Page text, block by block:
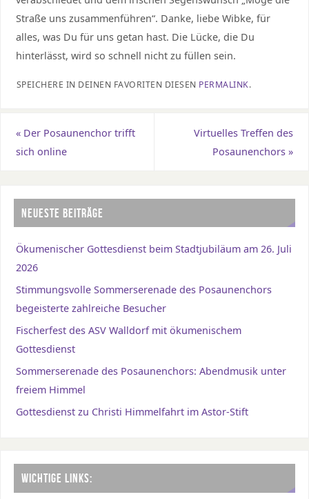
Straße uns zusammenführen“. Danke, liebe Wibke, für
alles, was Du für uns getan hast. Die Lücke, die Du
hinterlässt, wird so schnell nicht zu füllen sein.
SPEICHERE IN DEINEN FAVORITEN DIESEN PERMALINK.
«Der Posaunenchor trifft
sich online
Virtuelles Treffen des
Posaunenchors»
NEUESTE BEITRÄGE
Ökumenischer Gottesdienst beim Stadtjubiläum am 26. Juli
2026
Stimmungsvolle Sommerserenade des Posaunenchors
begeisterte zahlreiche Besucher
Fischerfest des ASV Walldorf mit ökumenischem
Gottesdienst
Sommerserenade des Posaunenchors: Abendmusik unter
freiem Himmel
Gottesdienst zu Christi Himmelfahrt im Astor-Stift
WICHTIGE LINKS: